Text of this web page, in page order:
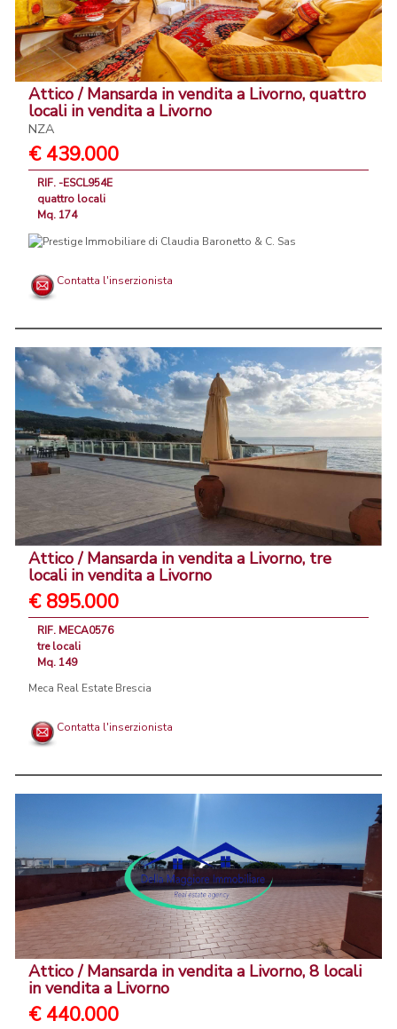
Attico / Mansarda in vendita a Livorno, quattro
locali in vendita a Livorno
NZA
€ 439.000
RIF. -ESCL954E
quattro locali
Mq. 174
Contatta l'inserzionista
Attico / Mansarda in vendita a Livorno, tre
locali in vendita a Livorno
€ 895.000
RIF. MECA0576
tre locali
Mq. 149
Meca Real Estate Brescia
Contatta l'inserzionista
Attico / Mansarda in vendita a Livorno, 8 locali
in vendita a Livorno
€ 440.000